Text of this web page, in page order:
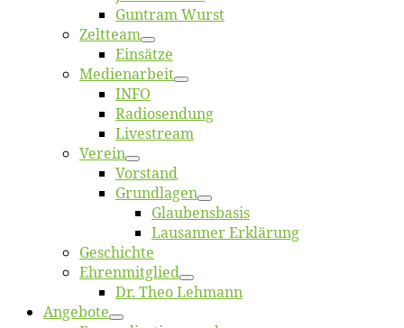
Gun­tram Wurst
Zelt­team
Ein­sät­ze
Me­di­en­ar­beit
INFO
Ra­dio­sen­dung
Live­stream
Ver­ein
Vor­stand
Grund­la­gen
Glaubens­ba­sis
Lausan­ner Erklärung
Ge­schich­te
Eh­ren­mit­glied
Dr. Theo Lehmann
An­ge­bo­te